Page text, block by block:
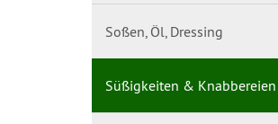
Soßen, Öl, Dressing
Süßigkeiten & Knabbereien